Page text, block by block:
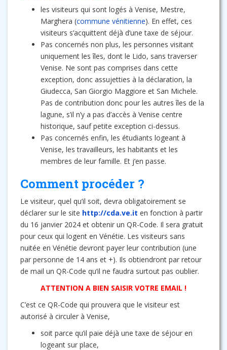
les visiteurs qui sont logés à Venise, Mestre,
Marghera (commune vénitienne). En effet, ces
visiteurs s’acquittent déjà d’une taxe de séjour.
Pas concernés non plus, les personnes visitant
uniquement les îles, dont le Lido, sans traverser
Venise. Ne sont pas comprises dans cette
exception, donc assujetties à la déclaration, la
Giudecca, San Giorgio Maggiore et San Michele.
Pas de contribution donc pour les autres îles de la
lagune, s’il n’y a pas d’accès à Venise centre
historique, sauf petite exception ci-dessus.
Pas concernés enfin, les étudiants logeant à
Venise, les travailleurs, les habitants et les
membres de leur famille. Et j’en passe.
Comment procéder ?
Le visiteur, quel qu’il soit, devra obligatoirement se
déclarer sur le site http://cda.ve.it en fonction à partir
du 16 janvier 2024 et obtenir un QR-Code. Il sera gratuit
pour ceux qui logent en Vénétie. Les visiteurs sans
nuitée en Vénétie devront payer leur contribution (une
par personne de 14 ans et +). Ils obtiendront par retour
de mail un QR-Code qu’il ne faudra surtout pas oublier.
ATTENTION A BIEN SAISIR VOTRE EMAIL !
C’est ce QR-Code qui prouvera que le visiteur est
autorisé à circuler à Venise,
soit parce qu’il paie déjà une taxe de séjour en
logeant sur place,